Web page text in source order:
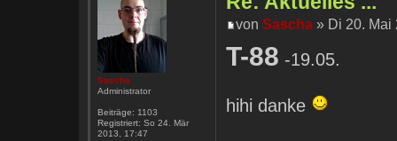
vonSascha » Di 20. Mai
T-88 -19.05.
hihi danke
Sascha
Administrator
Beiträge: 1103
Registriert: So 24. Mär
2013, 17:47